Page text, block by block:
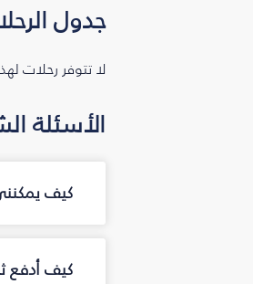
جدول
لا تتوفر رحلات
الأسئلة
كيف
كيف أدفع